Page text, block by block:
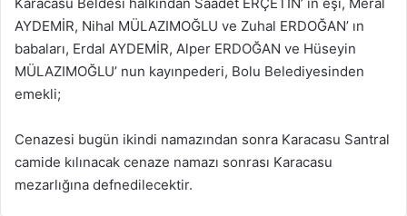
AYDEMİR, Nihal MÜLAZIMOĞLU ve Zuhal ERDOĞAN’ ın
babaları, Erdal AYDEMİR, Alper ERDOĞAN ve Hüseyin
MÜLAZIMOĞLU’ nun kayınpederi, Bolu Belediyesinden
emekli;
Cenazesi bugün ikindi namazından sonra Karacasu Santral
camide kılınacak cenaze namazı sonrası Karacasu
mezarlığına defnedilecektir.